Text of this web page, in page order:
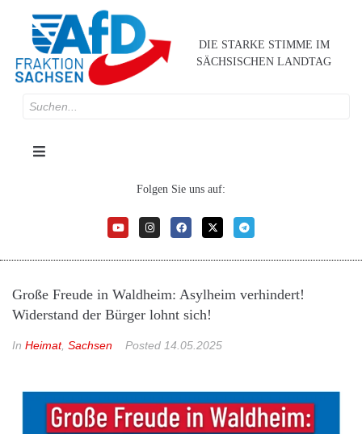
DIE STARKE STIMME IM
SÄCHSISCHEN LANDTAG
Folgen Sie uns auf:
Große Freude in Waldheim: Asylheim verhindert!
Widerstand der Bürger lohnt sich!
In Heimat, Sachsen Posted 14.05.2025